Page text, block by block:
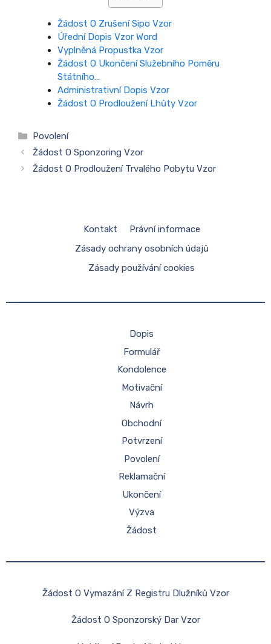
Žádost O Zrušení Sipo Vzor
Úřední Dopis Vzor Word
Vyplněná Propustka Vzor
Žádost O Ukončení Služebního Poměru
Státního…
Administrativní Dopis Vzor
Žádost O Prodloužení Lhůty Vzor
Rubriky
Povolení
Žádost O Sponzoring Vzor
Žádost O Prodloužení Trvalého Pobytu Vzor
Kontakt
Právní informace
Zásady ochrany osobních údajů
Zásady používání cookies
Dopis
Formulář
Kondolence
Motivační
Návrh
Obchodní
Potvrzení
Povolení
Reklamační
Ukončení
Výzva
Žádost
Žádost O Vymazání Z Registru Dlužníků Vzor
Žádost O Sponzorský Dar Vzor